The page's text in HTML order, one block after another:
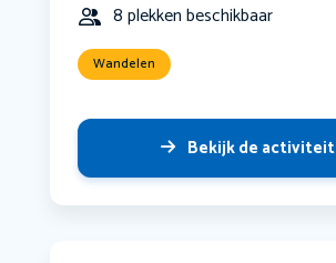
8 plekken beschikbaar
Wandelen
Bekijk de activiteit